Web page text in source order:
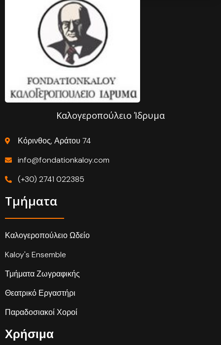
Καλογεροπούλειο Ίδρυμα
Κόρινθος, Αράτου 74
info@fondationkaloy.com
(+30) 2741 022385
Τμήματα
Καλογεροπούλειο Ωδείο
Kaloy's Ensemble
Τμήματα Ζωγραφικής
Θεατρικό Εργαστήρι
Παραδοσιακοί Χοροί
Χρήσιμα